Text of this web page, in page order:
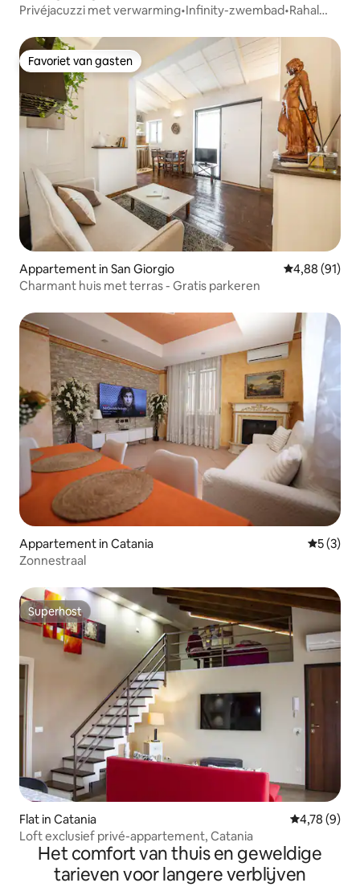
Privéjacuzzi met verwarming•Infinity-zwembad•Rahal
Favoriet van gasten
Favoriet van gasten
Appartement in San Giorgio Gemiddelde
4,88 (91)
Charmant huis met terras - Gratis parkeren
Appartement in Catania
5 (3)
Zonnestraal
Superhost
Superhost
Flat in Catania
4,78 (9)
Loft exclusief privé-appartement, Catania
Het comfort van thuis en geweldige
tarieven voor langere verblijven